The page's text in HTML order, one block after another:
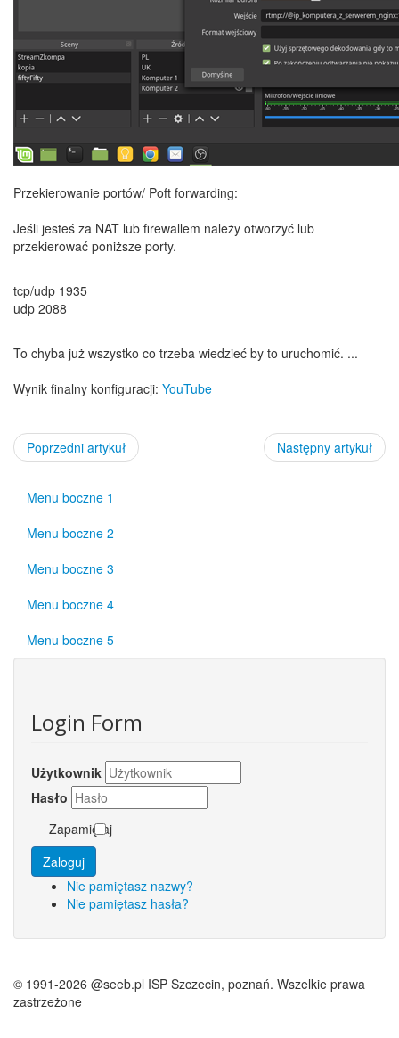
Przekierowanie portów/ Poft forwarding:
Jeśli jesteś za NAT lub firewallem należy otworzyć lub
przekierować poniższe porty.
tcp/udp 1935
udp 2088
To chyba już wszystko co trzeba wiedzieć by to uruchomić. ...
Wynik finalny konfiguracji: YouTube
Poprzedni artykuł Następny artykuł
Menu boczne 1
Menu boczne 2
Menu boczne 3
Menu boczne 4
Menu boczne 5
Login Form
Użytkownik
Hasło
Zapamiętaj
Zaloguj
Nie pamiętasz nazwy?
Nie pamiętasz hasła?
© 1991-2026 @seeb.pl ISP Szczecin, poznań. Wszelkie prawa
zastrzeżone